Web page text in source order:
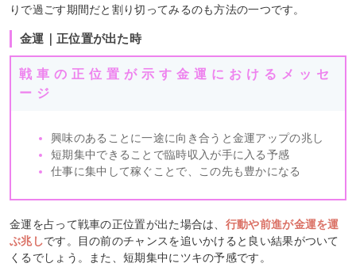
りで過ごす期間だと割り切ってみるのも方法の一つです。
金運｜正位置が出た時
戦車の正位置が示す金運におけるメッセ
ージ
興味のあることに一途に向き合うと金運アップの兆し
短期集中できることで臨時収入が手に入る予感
仕事に集中して稼ぐことで、この先も豊かになる
金運を占って戦車の正位置が出た場合は、 行動や前進が金運を運
ぶ兆しです。目の前のチャンスを追いかけると良い結果がついて
くるでしょう。また、短期集中にツキの予感です。